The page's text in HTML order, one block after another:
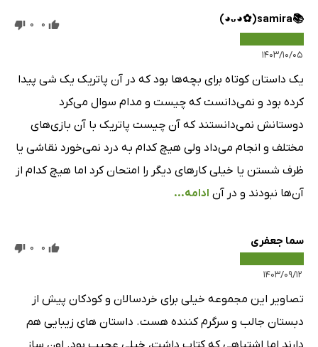
📚samira⁦(⁠◕⁠ᴗ⁠◕⁠✿⁠)⁩⁦
۱۴۰۳/۱۰/۰۵
0
0
یک داستان کوتاه برای بچه‌ها بود که در آن پاتریک یک شی پیدا
کرده بود و نمی‌دانست که چیست و مدام سوال می‌کرد
دوستانش نمی‌دانستند که آن چیست پاتریک با آن بازی‌های
مختلف و انجام می‌داد ولی هیچ کدام به درد نمی‌خورد نقاشی یا
ظرف شستن یا خیلی کارهای دیگر را امتحان کرد اما هیچ کدام از
آن‌ها نبودند و در آن ادامه...
سما جعفری
۱۴۰۳/۰۹/۱۲
0
0
تصاویر این مجموعه خیلی برای خردسالان و کودکان پیش از
دبستان جالب و سرگرم کننده هست. داستان های زیبایی هم